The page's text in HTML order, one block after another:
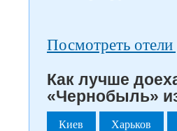
Посмотреть
Как лучше
«Чернобыль»
Киев Харьков